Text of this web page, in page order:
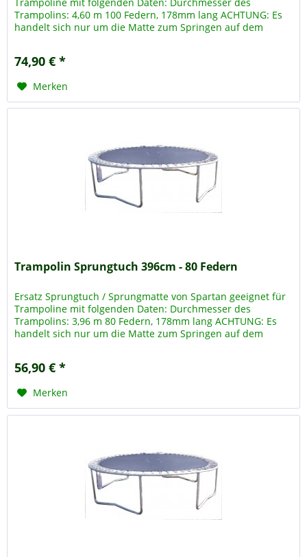
Trampolins: 4,60 m 100 Federn, 178mm lang ACHTUNG: Es
handelt sich nur um die Matte zum Springen auf dem
74,90 € *
Merken
Trampolin Sprungtuch 396cm - 80 Federn
Ersatz Sprungtuch / Sprungmatte von Spartan geeignet für
Trampoline mit folgenden Daten: Durchmesser des
Trampolins: 3,96 m 80 Federn, 178mm lang ACHTUNG: Es
handelt sich nur um die Matte zum Springen auf dem
56,90 € *
Merken